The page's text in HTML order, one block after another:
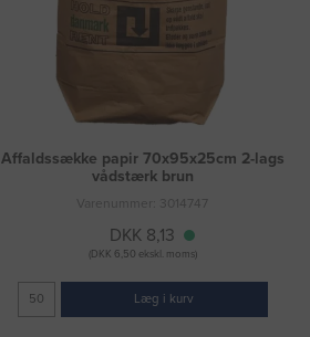
Affaldssække papir 70x95x25cm 2-lags
vådstærk brun
Varenummer: 3014747
DKK 8,13
(DKK 6,50 ekskl. moms)
Læg i kurv